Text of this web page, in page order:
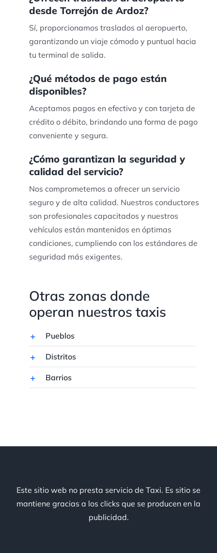
desde Torrejón de Ardoz?
Sí, proporcionamos traslados al aeropuerto,
garantizando un viaje cómodo y puntual hacia
tu terminal de salida.
¿Qué métodos de pago están
disponibles?
Aceptamos pagos en efectivo y con tarjeta de
crédito o débito, brindando una forma de pago
conveniente y segura.
¿Cómo garantizan la seguridad y
calidad del servicio?
Nos comprometemos a ofrecer un servicio
seguro y de alta calidad. Nuestros conductores
son profesionales capacitados y nuestros
vehículos están mantenidos en óptimas
condiciones, cumpliendo con los estándares de
seguridad más exigentes.
Otras zonas donde
operan nuestros taxis
Pueblos
Distritos
Barrios
Este sitio web no presta servicio de Taxi. Es sitio se
mantiene gracias a los clicks que se producen en la
publicidad.